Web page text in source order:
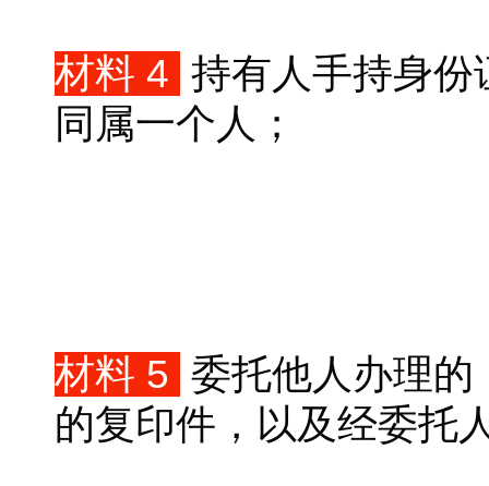
材料 4 持有人手持身份
同属一个人；
材料 5 委托他人办理的
的复印件，以及经委托